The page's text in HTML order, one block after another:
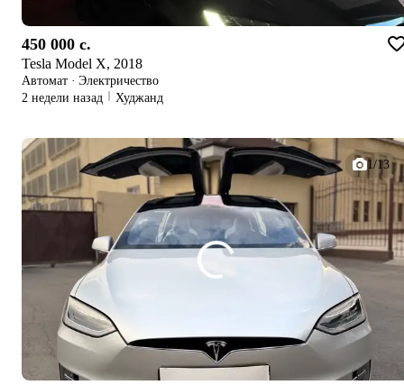
450 000 c.
Tesla Model X, 2018
Автомат · Электричество
2 недели назад
Худжанд
1/13